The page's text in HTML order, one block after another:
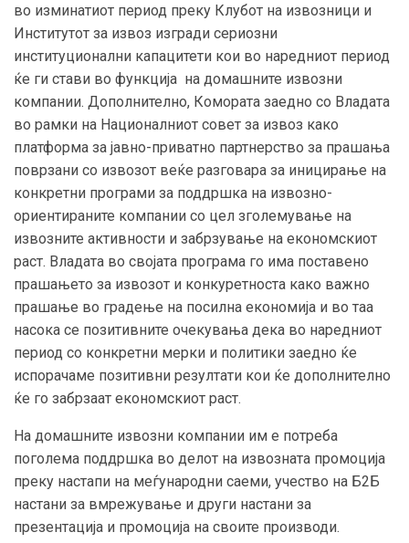
во изминатиот период преку Клубот на извозници и
Институтот за извоз изгради сериозни
институционални капацитети кои во наредниот период
ќе ги стави во функција на домашните извозни
компании. Дополнително, Комората заедно со Владата
во рамки на Националниот совет за извоз како
платформа за јавно-приватно партнерство за прашања
поврзани со извозот веќе разговара за иницирање на
конкретни програми за поддршка на извозно-
ориентираните компании со цел зголемување на
извозните активности и забрзување на економскиот
раст. Владата во својата програма го има поставено
прашањето за извозот и конкуретноста како важно
прашање во градење на посилна економија и во таа
насока се позитивните очекувања дека во наредниот
период со конкретни мерки и политики заедно ќе
испорачаме позитивни резултати кои ќе дополнително
ќе го забрзаат економскиот раст.
На домашните извозни компании им е потреба
поголема поддршка во делот на извозната промоција
преку настапи на меѓународни саеми, учество на Б2Б
настани за вмрежување и други настани за
презентација и промоција на своите производи.